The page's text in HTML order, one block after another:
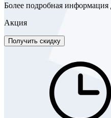
Более подробная информация
Акция
Получить скидку